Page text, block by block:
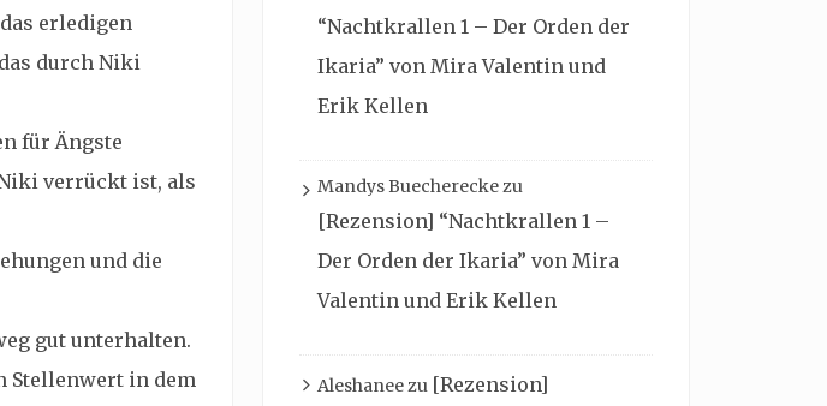
erledigen
durch Niki
für Ängste
verrückt ist, als
und die
gut unterhalten.
Stellenwert in dem
“Nachtkrallen 1 – Der Orden der
Ikaria” von Mira Valentin und
Erik Kellen
Mandys Buechereckezu
[Rezension] “Nachtkrallen 1 –
Der Orden der Ikaria” von Mira
Valentin und Erik Kellen
Aleshaneezu [Rezension]